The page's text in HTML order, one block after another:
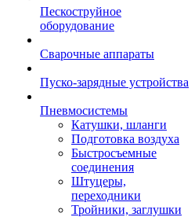
Пескоструйное
оборудование
Сварочные аппараты
Пуско-зарядные устройства
Пневмосистемы
Катушки, шланги
Подготовка воздуха
Быстросъемные
соединения
Штуцеры,
переходники
Тройники, заглушки